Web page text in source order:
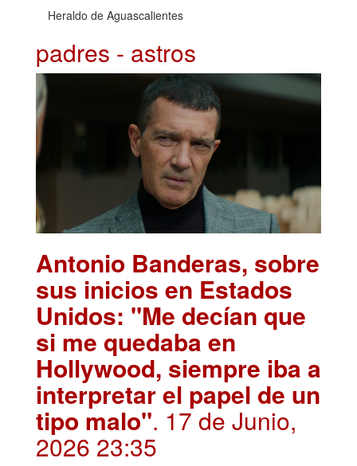
Heraldo de Aguascalientes
padres - astros
Antonio Banderas, sobre
sus inicios en Estados
Unidos: "Me decían que
si me quedaba en
Hollywood, siempre iba a
interpretar el papel de un
tipo malo". 17 de Junio,
2026 23:35